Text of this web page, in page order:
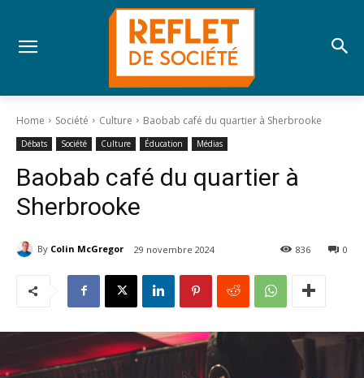
Home Société Culture Baobab café du quartier à Sherbrooke
Débats Société Culture Éducation Médias
Baobab café du quartier à
Sherbrooke
By Colin McGregor 29 novembre 2024 0
836